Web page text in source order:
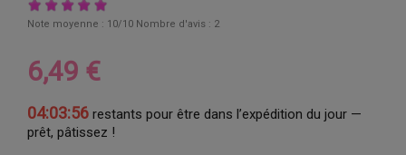
Note moyenne : 10/10 Nombre d'avis : 2
6,49 €
04:03:55 restants pour être dans l’expédition du jour —
prêt, pâtissez !